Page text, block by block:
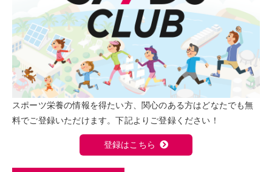
スポーツ栄養の情報を得たい方、関心のある方はどなたでも無
料でご登録いただけます。下記よりご登録ください！
登録はこちら